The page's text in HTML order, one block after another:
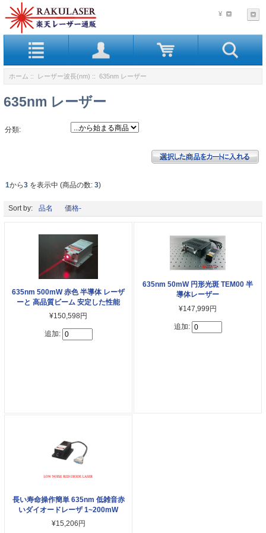
¥
ホーム :: レーザー波長(nm) :: 635nm レーザー
635nm レーザー
分類:
1から3 を表示中 (商品の数: 3)
Sort by: 品名 価格-
635nm 500mW 赤色 半導体 レーザ
ーと 高品質ビーム 安定した性能
¥150,598円
追加:
635nm 50mW 円形光斑 TEM00 半
導体レーザー
¥147,999円
追加:
長い寿命操作簡単 635nm 低雑音赤
いダイオードレーザ 1~200mW
¥15,206円